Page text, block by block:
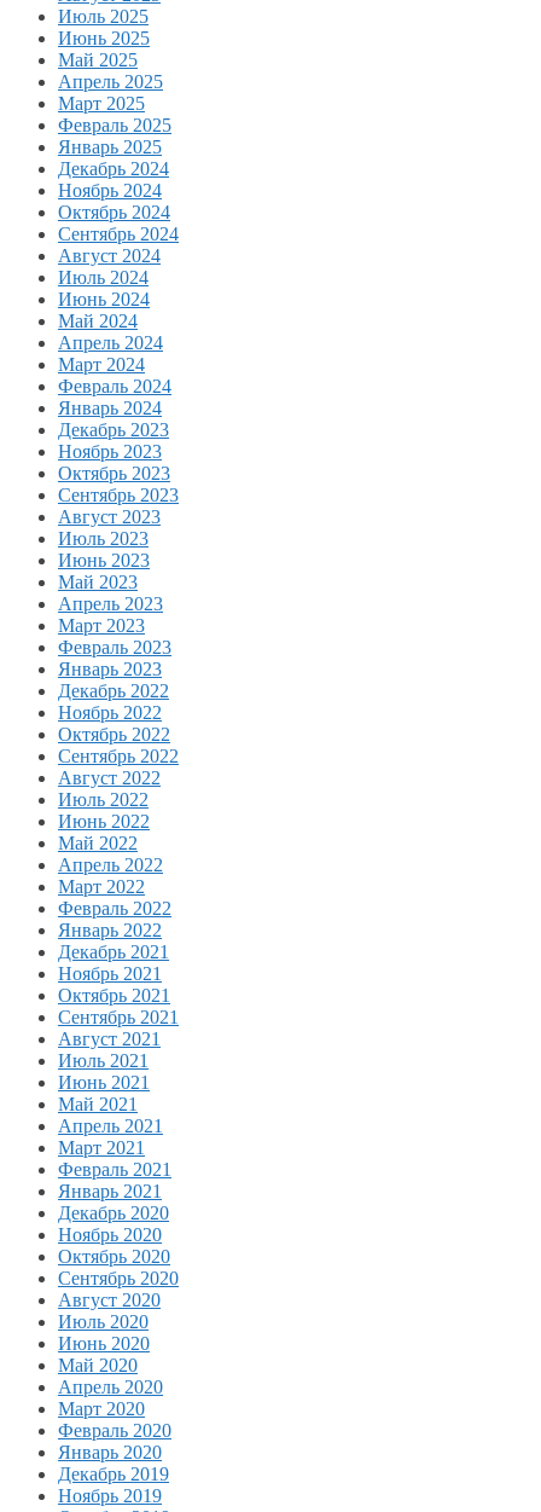
Июль 2025
Июнь 2025
Май 2025
Апрель 2025
Март 2025
Февраль 2025
Январь 2025
Декабрь 2024
Ноябрь 2024
Октябрь 2024
Сентябрь 2024
Август 2024
Июль 2024
Июнь 2024
Май 2024
Апрель 2024
Март 2024
Февраль 2024
Январь 2024
Декабрь 2023
Ноябрь 2023
Октябрь 2023
Сентябрь 2023
Август 2023
Июль 2023
Июнь 2023
Май 2023
Апрель 2023
Март 2023
Февраль 2023
Январь 2023
Декабрь 2022
Ноябрь 2022
Октябрь 2022
Сентябрь 2022
Август 2022
Июль 2022
Июнь 2022
Май 2022
Апрель 2022
Март 2022
Февраль 2022
Январь 2022
Декабрь 2021
Ноябрь 2021
Октябрь 2021
Сентябрь 2021
Август 2021
Июль 2021
Июнь 2021
Май 2021
Апрель 2021
Март 2021
Февраль 2021
Январь 2021
Декабрь 2020
Ноябрь 2020
Октябрь 2020
Сентябрь 2020
Август 2020
Июль 2020
Июнь 2020
Май 2020
Апрель 2020
Март 2020
Февраль 2020
Январь 2020
Декабрь 2019
Ноябрь 2019